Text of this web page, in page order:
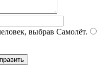
выбрав Самолёт.